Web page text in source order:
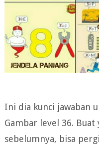
Ini dia kunci jawaban
Gambar level 36.
sebelumnya, bisa